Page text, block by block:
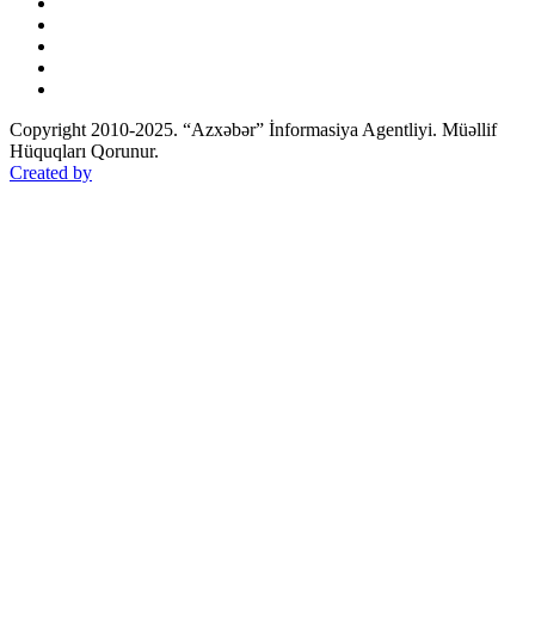
Copyright 2010-2025. “Azxəbər” İnformasiya Agentliyi. Müəllif
Hüquqları Qorunur.
Created by